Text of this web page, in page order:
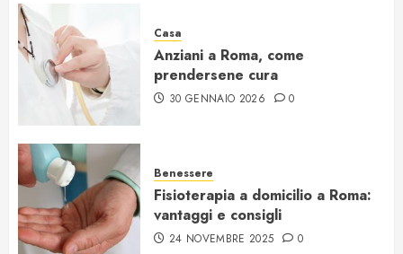
Casa
Anziani a Roma, come
prendersene cura
30 GENNAIO 2026 0
Benessere
Fisioterapia a domicilio a Roma:
vantaggi e consigli
24 NOVEMBRE 2025 0